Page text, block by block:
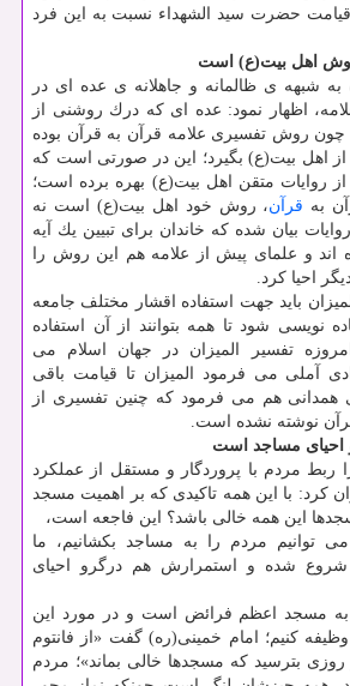
حضرت سید الشهداء نسبت به این فرد
اهل بیت(ع) است
شبهه ی ظالمانه و جاهلانه ی عده ای در
اظهار نمود: عده ای كه درك روشنی از
چون روش تفسیری علامه قرآن به قرآن بوده
اهل بیت(ع) بگیرد؛ این در صورتی است كه
از روایات متقن اهل بیت(ع) بهره برده است؛
به قرآن، روش خود اهل بیت(ع) است نه
بیان شده كه خاندان برای تبیین یك آیه
اند و علمای پیش از علامه هم این روش را
احیا كرد.
باید جهت استفاده اقشار مختلف جامعه
نویسی شود تا همه بتوانند از آن استفاده
تفسیر المیزان در جهان اسلام می
آملی می فرمود المیزان تا قیامت باقی
همدانی هم می فرمود كه چنین تفسیری از
نوشته نشده است.
احیای مساجد است
ربط مردم با پروردگار و مستقل از عملكرد
كرد: با این همه تاكیدی كه بر اهمیت مسجد
این همه خالی باشد؟ این فاجعه است،
توانیم مردم را به مساجد بكشانیم، ما
شروع شده و استمرارش هم درگرو احیای
به مسجد اعظم فرائض است و در مورد این
كنیم؛ امام خمینی(ره) گفت «از فانتوم
روزی بترسید كه مسجدها خالی بماند»؛ مردم